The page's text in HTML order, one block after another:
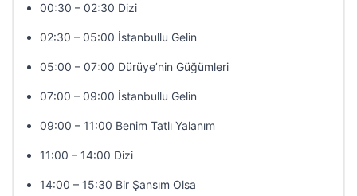
00:30 – 02:30 Dizi
02:30 – 05:00 İstanbullu Gelin
05:00 – 07:00 Dürüye’nin Güğümleri
07:00 – 09:00 İstanbullu Gelin
09:00 – 11:00 Benim Tatlı Yalanım
11:00 – 14:00 Dizi
14:00 – 15:30 Bir Şansım Olsa